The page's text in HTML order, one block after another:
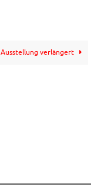
Ausstellung verlängert